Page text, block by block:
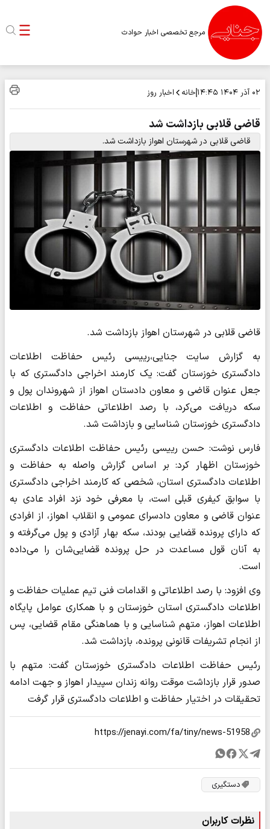
مرجع تخصصی اخبار حوادث
۰۲ آذر ۱۴۰۴ ۱۴:۴۵ خانه اخبار روز
قاضی قلابی بازداشت شد
قاضی قلابی در شهرستان اهواز بازداشت شد.
قاضی قلابی در شهرستان اهواز بازداشت شد.
به گزارش سایت جنایی،رییسی رئیس حفاظت اطلاعات
دادگستری خوزستان گفت: یک کارمند اخراجی دادگستری که با
جعل عنوان قاضی و معاون دادستان اهواز از شهروندان پول و
سکه دریافت می‌کرد، با رصد اطلاعاتی حفاظت و اطلاعات
دادگستری خوزستان شناسایی و بازداشت شد.
فارس نوشت: حسن رییسی رئیس حفاظت اطلاعات دادگستری
خوزستان اظهار کرد: بر اساس گزارش واصله به حفاظت و
اطلاعات دادگستری استان، شخصی که کارمند اخراجی دادگستری
با سوابق کیفری قبلی است، با معرفی خود نزد افراد عادی به
عنوان قاضی و معاون دادسرای عمومی و انقلاب اهواز، از افرادی
که دارای پرونده قضایی بودند، سکه بهار آزادی و پول می‌گرفته و
به آنان قول مساعدت در حل پرونده قضایی‌شان را می‌داده
است.
وی افزود: با رصد اطلاعاتی و اقدامات فنی تیم عملیات حفاظت و
اطلاعات دادگستری استان خوزستان و با همکاری عوامل پایگاه
اطلاعات اهواز، متهم شناسایی و با هماهنگی مقام قضایی، پس
از انجام تشریفات قانونی پرونده، بازداشت شد.
رئیس حفاظت اطلاعات دادگستری خوزستان گفت: متهم با
صدور قرار بازداشت موقت روانه زندان سپیدار اهواز و جهت ادامه
تحقیقات در اختیار حفاظت و اطلاعات دادگستری قرار گرفت
دستگیری
نظرات کاربران